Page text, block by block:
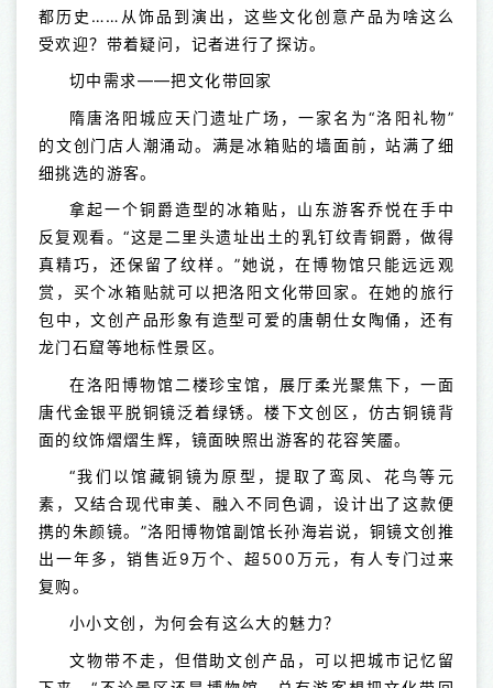
都历史……从饰品到演出，这些文化创意产品为啥这么
受欢迎？带着疑问，记者进行了探访。
切中需求——把文化带回家
隋唐洛阳城应天门遗址广场，一家名为“洛阳礼物”
的文创门店人潮涌动。满是冰箱贴的墙面前，站满了细
细挑选的游客。
拿起一个铜爵造型的冰箱贴，山东游客乔悦在手中
反复观看。“这是二里头遗址出土的乳钉纹青铜爵，做得
真精巧，还保留了纹样。”她说，在博物馆只能远远观
赏，买个冰箱贴就可以把洛阳文化带回家。在她的旅行
包中，文创产品形象有造型可爱的唐朝仕女陶俑，还有
龙门石窟等地标性景区。
在洛阳博物馆二楼珍宝馆，展厅柔光聚焦下，一面
唐代金银平脱铜镜泛着绿锈。楼下文创区，仿古铜镜背
面的纹饰熠熠生辉，镜面映照出游客的花容笑靥。
“我们以馆藏铜镜为原型，提取了鸾凤、花鸟等元
素，又结合现代审美、融入不同色调，设计出了这款便
携的朱颜镜。”洛阳博物馆副馆长孙海岩说，铜镜文创推
出一年多，销售近9万个、超500万元，有人专门过来
复购。
小小文创，为何会有这么大的魅力？
文物带不走，但借助文创产品，可以把城市记忆留